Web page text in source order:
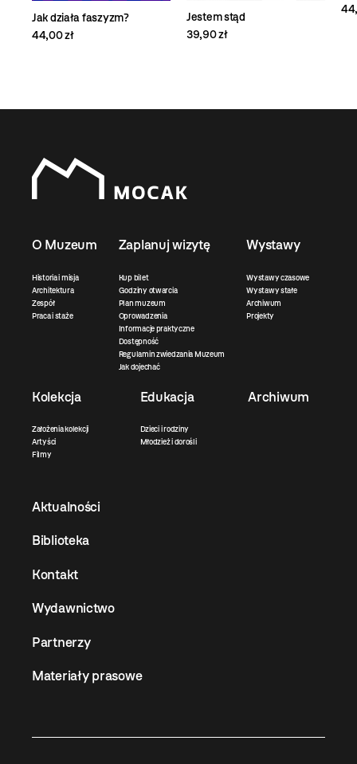
Jak działa faszyzm?
44,00 zł
Jestem stąd
39,90 zł
O Muzeum
Historia i misja
Architektura
Zespół
Praca i staże
Zaplanuj wizytę
Kup bilet
Godziny otwarcia
Plan muzeum
Oprowadzenia
Informacje praktyczne
Dostępność
Regulamin zwiedzania Muzeum
Jak dojechać
Wystawy
Wystawy czasowe
Wystawy stałe
Archiwum
Projekty
Kolekcja
Założenia kolekcji
Artyści
Filmy
Edukacja
Dzieci i rodziny
Młodzież i dorośli
Archiwum
Aktualności
Biblioteka
Kontakt
Wydawnictwo
Partnerzy
Materiały prasowe